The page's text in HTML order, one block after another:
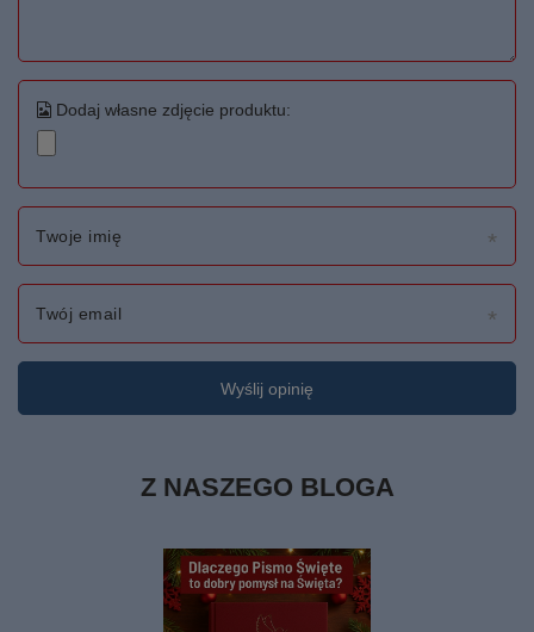
Dodaj własne zdjęcie produktu:
Twoje imię
Twój email
Wyślij opinię
Z NASZEGO BLOGA